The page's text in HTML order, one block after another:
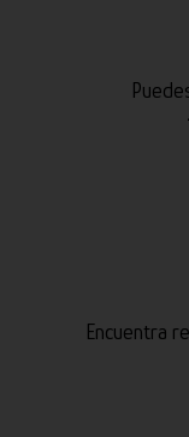
Encuentra